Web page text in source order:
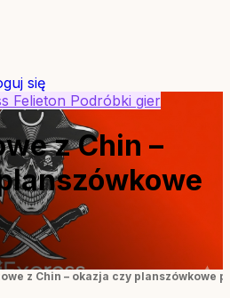
się
Felieton Podróbki gier
z Chin –
z Chin – okazja czy planszówkowe